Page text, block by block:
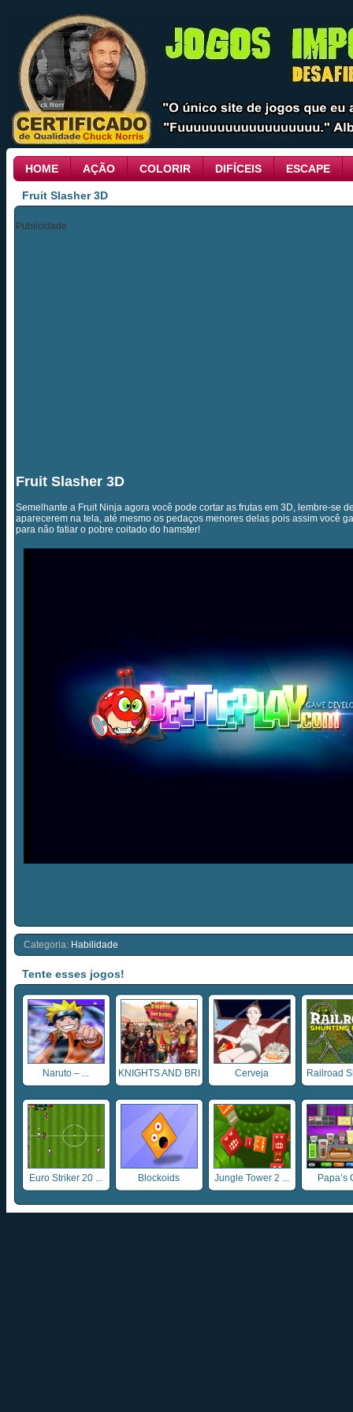
HOME AÇÃO COLORIR DIFÍCEIS ESCAPE
Fruit Slasher 3D
Publicidade
Fruit Slasher 3D
Semelhante a Fruit Ninja agora você pode cortar as frutas em 3D, lembre-se
aparecerem na tela, até mesmo os pedaços menores delas pois assim você
para não fatiar o pobre coitado do hamster!
Categoria: Habilidade
Tente esses jogos!
Naruto – ...
KNIGHTS AND BRI
...
Cerveja Railroad
Euro Striker 20 ... Blockoids Jungle Tower 2 ... Papa’s